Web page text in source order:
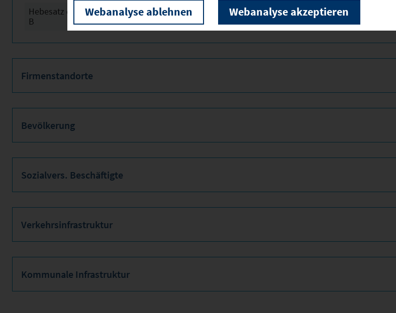
Hebesatz der Grundsteuer
B
2024 350
Firmenstandorte
Bevölkerung
Sozialvers. Beschäftigte
Verkehrsinfrastruktur
Kommunale Infrastruktur
Webanalyse ablehnen Webanalyse akzeptieren